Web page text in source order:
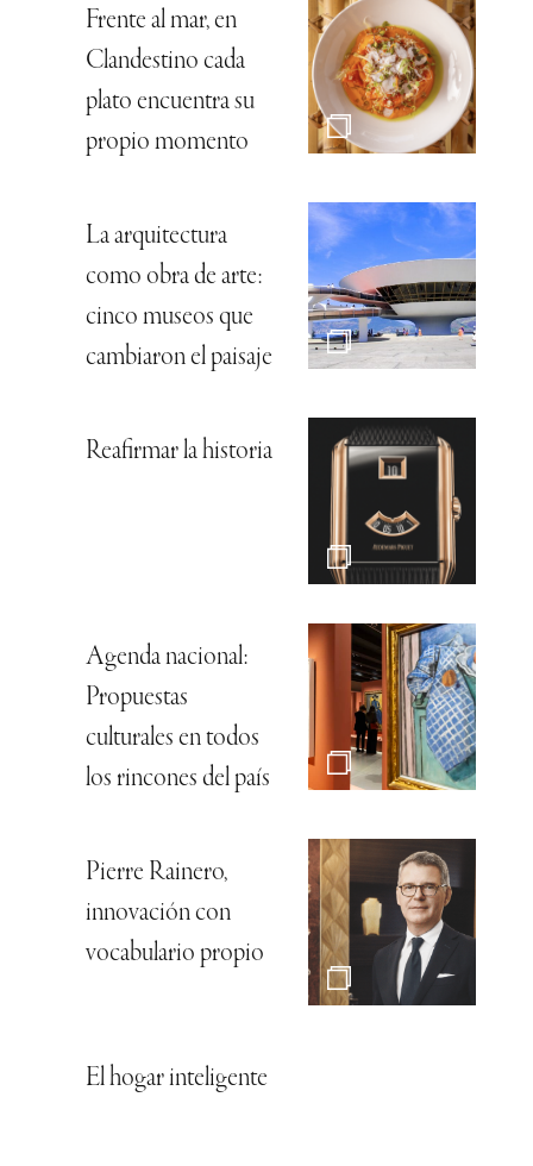
Frente al mar, en
Clandestino cada
plato encuentra su
propio momento
La arquitectura
como obra de arte:
cinco museos que
cambiaron el paisaje
Reafirmar la historia
Agenda nacional:
Propuestas
culturales en todos
los rincones del país
Pierre Rainero,
innovación con
vocabulario propio
El hogar inteligente